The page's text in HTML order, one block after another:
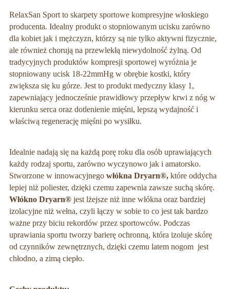
RelaxSan Sport to skarpety sportowe kompresyjne włoskiego
producenta. Idealny produkt o stopniowanym ucisku zarówno
dla kobiet jak i mężczyzn, którzy są nie tylko aktywni fizycznie,
ale również chorują na przewlekłą niewydolność żylną. Od
tradycyjnych produktów kompresji sportowej wyróżnia je
stopniowany ucisk 18-22mmHg w obrębie kostki, który
zwiększa się ku górze. Jest to produkt medyczny klasy 1,
zapewniający jednocześnie prawidłowy przepływ krwi z nóg w
kierunku serca oraz dotlenienie mięśni, lepszą wydajność i
właściwą regenerację mięśni po wysiłku.
Idealnie nadają się na każdą porę roku dla osób uprawiających
każdy rodzaj sportu, zarówno wyczynowo jak i amatorsko.
Stworzone w innowacyjnego włókna Dryarn®, które oddycha
lepiej niż poliester, dzięki czemu zapewnia zawsze suchą skórę.
Włókno Dryarn® jest lżejsze niż inne włókna oraz bardziej
izolacyjne niż wełna, czyli łączy w sobie to co jest tak bardzo
ważne przy biciu rekordów przez sportowców. Podczas
uprawiania sportu tworzy barierę ochronną, która izoluje skórę
od czynników zewnętrznych, dzięki czemu latem nogom jest
chłodno, a zimą ciepło.